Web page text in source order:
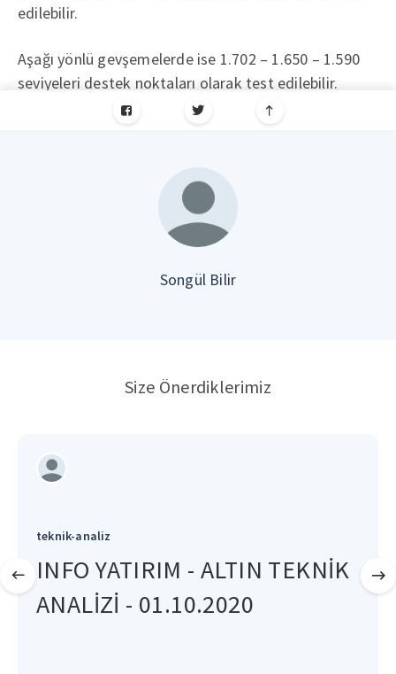
edilebilir.
Aşağı yönlü gevşemelerde ise 1.702 – 1.650 – 1.590
seviyeleri destek noktaları olarak test edilebilir.
Songül Bilir
Size Önerdiklerimiz
teknik-analiz
INFO YATIRIM - ALTIN TEKNİK
ANALİZİ - 01.10.2020